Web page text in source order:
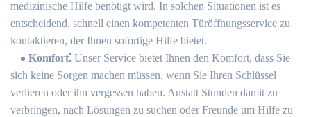
medizinische Hilfe benötigt wird.​ In solchen Situationen ist es
entscheidend, schnell einen kompetenten Türöffnungsservice zu
kontaktieren, der Ihnen sofortige Hilfe bietet.​
Komfort⁚ Unser Service bietet Ihnen den Komfort, dass Sie
sich keine Sorgen machen müssen, wenn Sie Ihren Schlüssel
verlieren oder ihn vergessen haben.​ Anstatt Stunden damit zu
verbringen, nach Lösungen zu suchen oder Freunde um Hilfe zu